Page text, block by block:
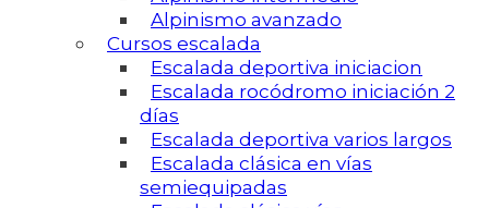
Alpinismo avanzado
Cursos escalada
Escalada deportiva iniciacion
Escalada rocódromo iniciación 2
días
Escalada deportiva varios largos
Escalada clásica en vías
semiequipadas